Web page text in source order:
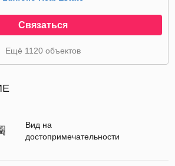
Связаться
Ещё 1120 объектов
Вид на
достопримечательности